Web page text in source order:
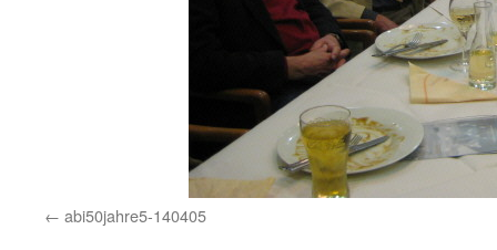
abi50jahre5-140405